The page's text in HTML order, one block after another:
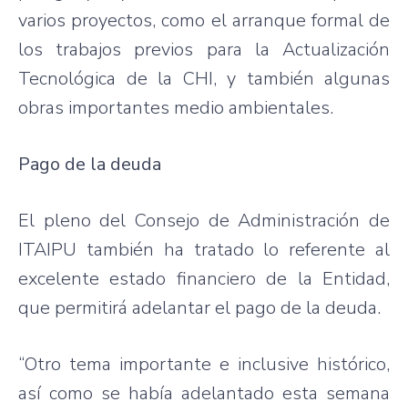
varios proyectos, como el arranque formal de
los trabajos previos para la Actualización
Tecnológica de la CHI, y también algunas
obras importantes medio ambientales.
Pago de la deuda
El pleno del Consejo de Administración de
ITAIPU también ha tratado lo referente al
excelente estado financiero de la Entidad,
que permitirá adelantar el pago de la deuda.
“Otro tema importante e inclusive histórico,
así como se había adelantado esta semana